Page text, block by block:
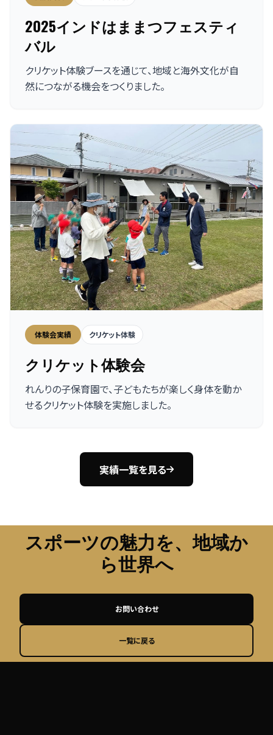
2025インドはままつフェスティ
バル
クリケット体験ブースを通じて、地域と海外文化が自
然につながる機会をつくりました。
体験会実績 クリケット体験
クリケット体験会
れんりの子保育園で、子どもたちが楽しく身体を動か
せるクリケット体験を実施しました。
実績一覧を見る
スポーツの魅力を、地域か
ら世界へ
お問い合わせ
一覧に戻る